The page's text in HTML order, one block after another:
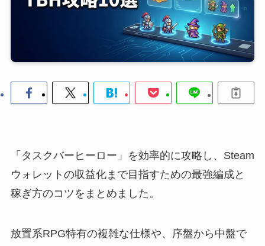
「タスクバーヒーロー」を効率的に攻略し、Steam
ウォレットの収益化まで目指すための最強編成と
稼ぎ方のコツをまとめました。
放置系RPG特有の複雑な仕様や、序盤から中盤で